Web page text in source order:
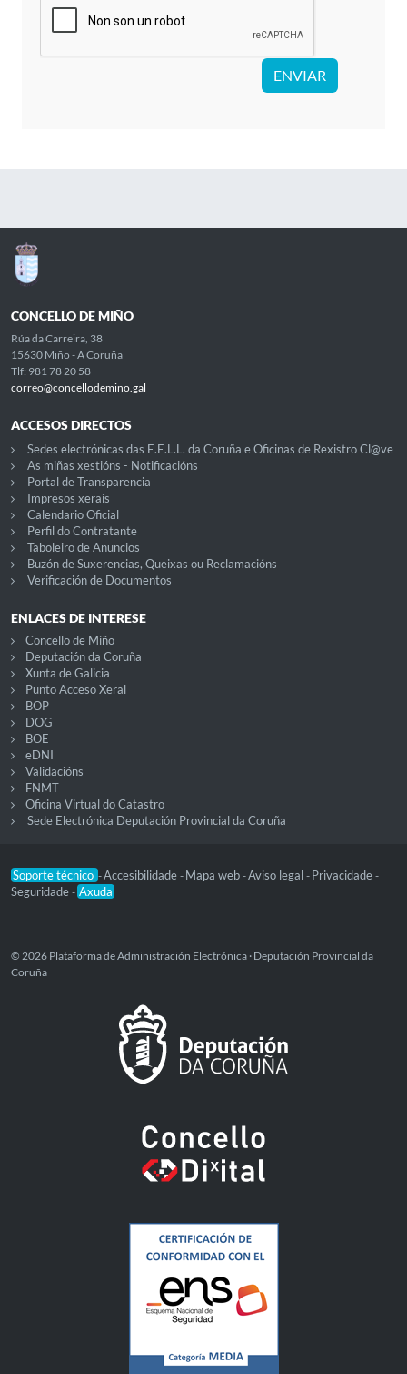
ENVIAR
CONCELLO DE MIÑO
Rúa da Carreira, 38
15630 Miño - A Coruña
Tlf: 981 78 20 58
correo@concellodemino.gal
ACCESOS DIRECTOS
Sedes electrónicas das E.E.L.L. da Coruña e Oficinas de Rexistro Cl@ve
As miñas xestións - Notificacións
Portal de Transparencia
Impresos xerais
Calendario Oficial
Perfil do Contratante
Taboleiro de Anuncios
Buzón de Suxerencias, Queixas ou Reclamacións
Verificación de Documentos
ENLACES DE INTERESE
Concello de Miño
Deputación da Coruña
Xunta de Galicia
Punto Acceso Xeral
BOP
DOG
BOE
eDNI
Validacións
FNMT
Oficina Virtual do Catastro
Sede Electrónica Deputación Provincial da Coruña
Soporte técnico -Accesibilidade - Mapa web -Aviso legal - Privacidade -
Seguridade - Axuda
© 2026 Plataforma de Administración Electrónica · Deputación Provincial da
Coruña